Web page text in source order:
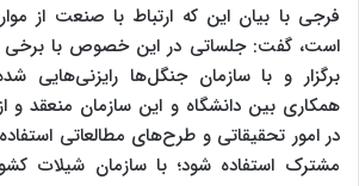
فرجی با بیان این‌ که ارتباط با صنعت از
است، گفت: جلساتی در این خصوص با برخی
برگزار و با سازمان جنگل‌ها رایزنی‌هایی
همکاری بین دانشگاه و این سازمان منعقد
در امور تحقیقاتی و طرح‌های مطالعاتی
مشترک استفاده شود؛ با سازمان شیلات